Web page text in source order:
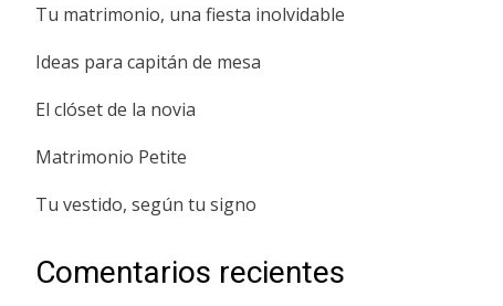
Tu matrimonio, una fiesta inolvidable
Ideas para capitán de mesa
El clóset de la novia
Matrimonio Petite
Tu vestido, según tu signo
Comentarios recientes